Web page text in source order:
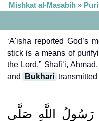
Mishkat al-Masabih »
‘A'isha reported God’s
stick is a means of
the Lord.” Shafi‘i,
and
Bukhari
رَسُولُ اللَّهِ صَلَّى